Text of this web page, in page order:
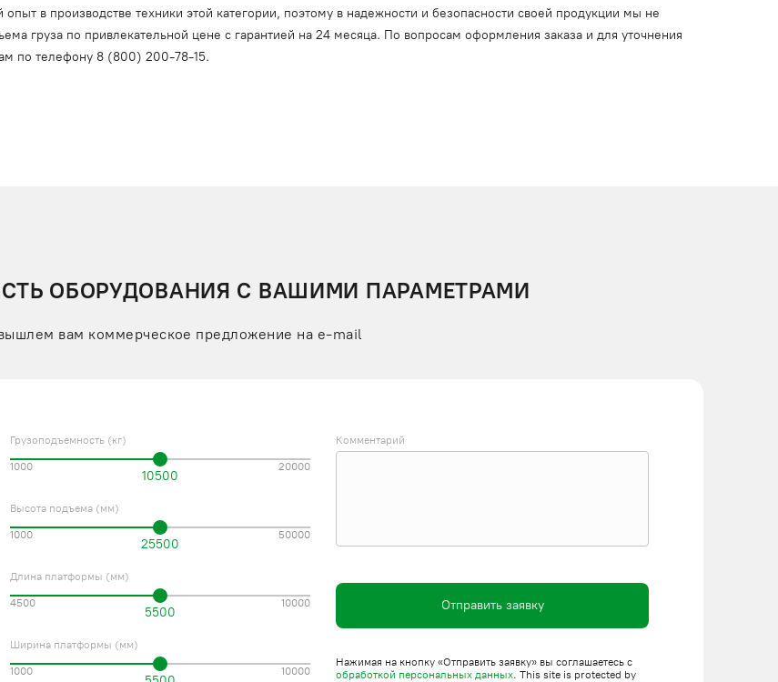
в производстве техники этой категории, поэтому в надежности и безопасности своей продукции мы не
груза по привлекательной цене с гарантией на 24 месяца. По вопросам оформления заказа и для уточнения
по телефону 8 (800) 200-78-15.
ОБОРУДОВАНИЯ С ВАШИМИ ПАРАМЕТРАМИ
вам коммерческое предложение на e-mail
Грузоподъемность (кг)
10500
1000 20000
Высота подъема (мм)
25500
1000 50000
Длина платформы (мм)
5500
4500 10000
Ширина платформы (мм)
1000 10000
Комментарий
Отправить заявку
Нажимая на кнопку «Отправить заявку» вы соглашаетесь с
обработкой персональных данных. This site is protected by